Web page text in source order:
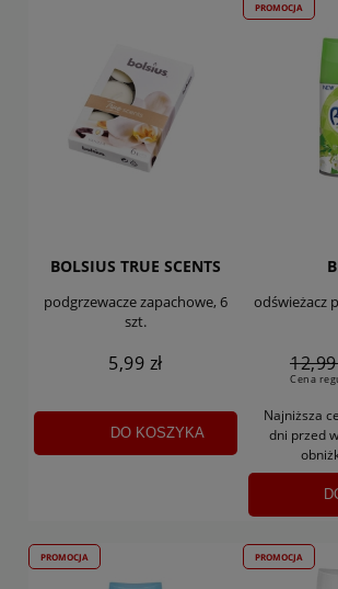
BOLSIUS TRUE SCENTS
podgrzewacze zapachowe, 6
szt.
5,99 zł
DO KOSZYKA
odświeżacz
12,99
Cena
Najniższa
dni przed
PROMOCJA
PROMOCJA PROMOCJA